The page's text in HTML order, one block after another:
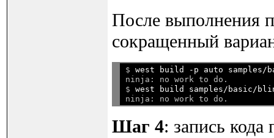
После выполнения
сокращенный
$ west build -p auto samples/
ninja: no work to do.
$ west build samples/basic/
Шаг 4: запись